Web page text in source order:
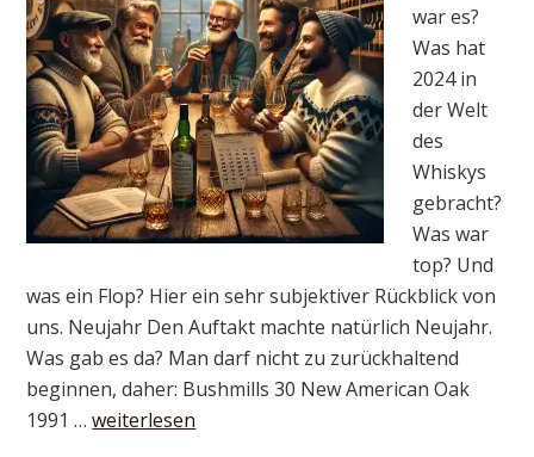
war es?
Was hat
2024 in
der Welt
des
Whiskys
gebracht?
Was war
top? Und
was ein Flop? Hier ein sehr subjektiver Rückblick von
uns. Neujahr Den Auftakt machte natürlich Neujahr.
Was gab es da? Man darf nicht zu zurückhaltend
beginnen, daher: Bushmills 30 New American Oak
1991 …weiterlesen